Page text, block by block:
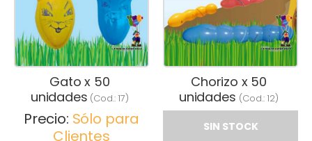
Gato x 50
unidades (Cod.:17)
Precio: Sólo para
Clientes
Chorizo x 50
unidades (Cod.:12)
SIN STOCK